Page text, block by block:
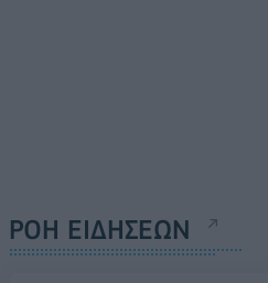
ΡΟΗ ΕΙΔΗΣΕΩΝ